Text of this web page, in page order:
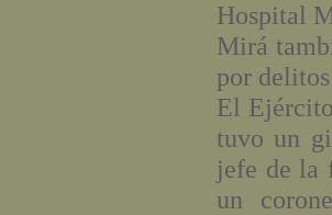
Hospital
Mirá
por
El
tuvo un
jefe de la
un